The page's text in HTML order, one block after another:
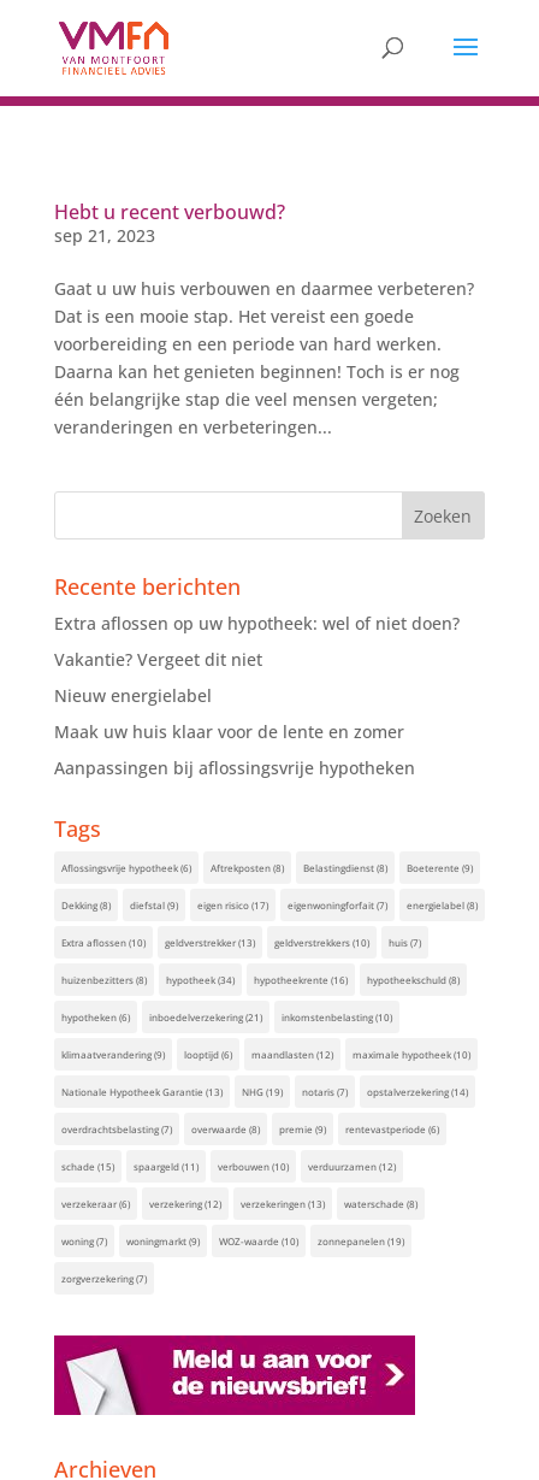
Hebt u recent verbouwd?
sep 21, 2023
Gaat u uw huis verbouwen en daarmee verbeteren?
Dat is een mooie stap. Het vereist een goede
voorbereiding en een periode van hard werken.
Daarna kan het genieten beginnen! Toch is er nog
één belangrijke stap die veel mensen vergeten;
veranderingen en verbeteringen...
Recente berichten
Extra aflossen op uw hypotheek: wel of niet doen?
Vakantie? Vergeet dit niet
Nieuw energielabel
Maak uw huis klaar voor de lente en zomer
Aanpassingen bij aflossingsvrije hypotheken
Tags
Aflossingsvrije hypotheek(6) Aftrekposten(8) Belastingdienst(8) Boeterente (9)
Dekking(8) diefstal(9) eigen risico(17) eigenwoningforfait(7) energielabel(8)
Extra aflossen(10) geldverstrekker(13) geldverstrekkers(10) huis(7)
huizenbezitters(8) hypotheek(34) hypotheekrente (16) hypotheekschuld(8)
hypotheken(6) inboedelverzekering(21) inkomstenbelasting(10)
klimaatverandering(9) looptijd(6) maandlasten(12) maximale hypotheek(10)
Nationale Hypotheek Garantie (13) NHG(19) notaris(7) opstalverzekering(14)
overdrachtsbelasting(7) overwaarde (8) premie (9) rentevastperiode (6)
schade (15) spaargeld(11) verbouwen(10) verduurzamen(12)
verzekeraar(6) verzekering(12) verzekeringen(13) waterschade (8)
woning(7) woningmarkt(9) WOZ-waarde (10) zonnepanelen(19)
zorgverzekering(7)
Archieven